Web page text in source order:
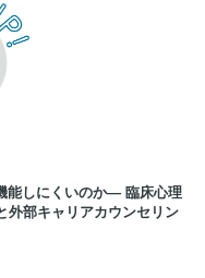
能しにくいのか― 臨床心理
外部キャリアカウンセリン